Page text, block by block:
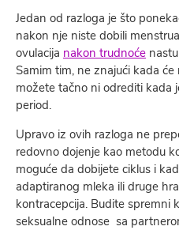
Jedan od razloga je što
nakon nje niste dobili
ovulacija nakon trudnoće
Samim tim, ne znajući kada
možete tačno ni odrediti kada
period.
Upravo iz ovih razloga ne
redovno dojenje kao metodu
moguće da dobijete ciklus i
adaptiranog mleka ili druge
kontracepcija. Budite spremni
seksualne odnose sa